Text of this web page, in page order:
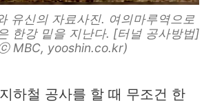
유신의 자료사진. 여의마루역으로
한강 밑을 지난다. [터널 공사방법]
MBC, yooshin.co.kr)
하철 공사를 할 때 무조건 한